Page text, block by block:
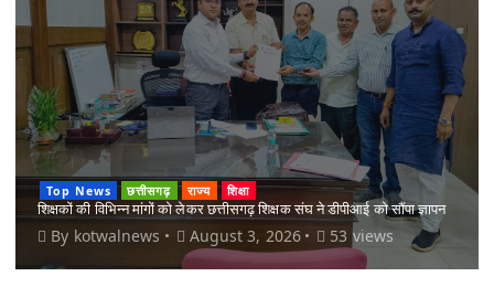
Top News छत्तीसगढ़ राज्य
शिक्षा
शिक्षकों की विभिन्न मांगों को लेकर छत्तीसगढ़ शिक्षक संघ ने डीपीआई को सौंपा ज्ञापन
By kotwalnews August 3, 2026 53 views